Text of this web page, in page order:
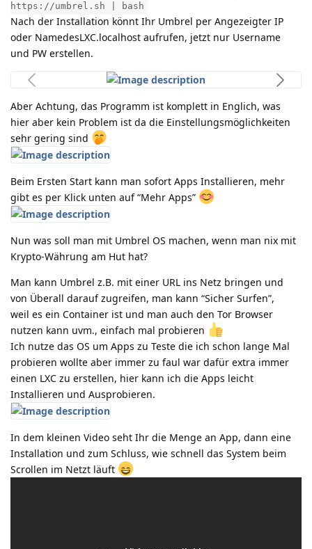
https://umbrel.sh | bash
Nach der Installation könnt Ihr Umbrel per Angezeigter IP
oder NamedesLXC.localhost aufrufen, jetzt nur Username
und PW erstellen.
Aber Achtung, das Programm ist komplett in Englich, was
hier aber kein Problem ist da die Einstellungsmöglichkeiten
sehr gering sind
Beim Ersten Start kann man sofort Apps Installieren, mehr
gibt es per Klick unten auf “Mehr Apps”
Nun was soll man mit Umbrel OS machen, wenn man nix mit
Krypto-Währung am Hut hat?
Man kann Umbrel z.B. mit einer URL ins Netz bringen und
von Überall darauf zugreifen, man kann “Sicher Surfen”,
weil es ein Container ist und man auch den Tor Browser
nutzen kann uvm., einfach mal probieren
Ich nutze das OS um Apps zu Teste die ich schon lange Mal
probieren wollte aber immer zu faul war dafür extra immer
einen LXC zu erstellen, hier kann ich die Apps leicht
Installieren und Ausprobieren.
In dem kleinen Video seht Ihr die Menge an App, dann eine
Installation und zum Schluss, wie schnell das System beim
Scrollen im Netzt läuft